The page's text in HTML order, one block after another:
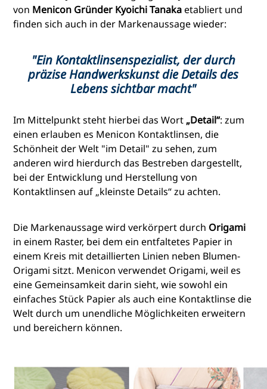
von Menicon Gründer Kyoichi Tanakaetabliert und
finden sich auch in der Markenaussage wieder:
"Ein Kontaktlinsenspezialist, der durch
präzise Handwerkskunst die Details des
Lebens sichtbar macht"
Im Mittelpunkt steht hierbei das Wort „Detail“: zum
einen erlauben es Menicon Kontaktlinsen, die
Schönheit der Welt "im Detail" zu sehen, zum
anderen wird hierdurch das Bestreben dargestellt,
bei der Entwicklung und Herstellung von
Kontaktlinsen auf „kleinste Details“ zu achten.
Die Markenaussage wird verkörpert durch Origami
in einem Raster, bei dem ein entfaltetes Papier in
einem Kreis mit detaillierten Linien neben Blumen-
Origami sitzt. Menicon verwendet Origami, weil es
eine Gemeinsamkeit darin sieht, wie sowohl ein
einfaches Stück Papier als auch eine Kontaktlinse die
Welt durch um unendliche Möglichkeiten erweitern
und bereichern können.